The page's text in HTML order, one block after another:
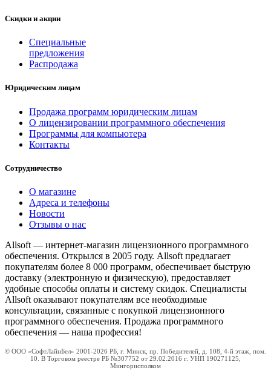
Скидки и акции
Специальные
предложения
Распродажа
Юридическим лицам
Продажа программ юридическим лицам
О лицензировании программного обеспечения
Программы для компьютера
Контакты
Сотрудничество
О магазине
Адреса и телефоны
Новости
Отзывы о нас
Allsoft — интернет-магазин лицензионного программного
обеспечения. Открылся в 2005 году. Allsoft предлагает
покупателям более 8 000 программ, обеспечивает быструю
доставку (электронную и физическую), предоставляет
удобные способы оплаты и систему скидок. Специалисты
Allsoft оказывают покупателям все необходимые
консультации, связанные с покупкой лицензионного
программного обеспечения. Продажа программного
обеспечения — наша профессия!
© ООО «СофтЛайнБел» 2001-2026 РБ, г. Минск, пр. Победителей, д. 108, 4-й этаж, пом.
10. В Торговом реестре РБ №307752 от 29.02.2016 г. УНП 190271125,
Мингорисполком